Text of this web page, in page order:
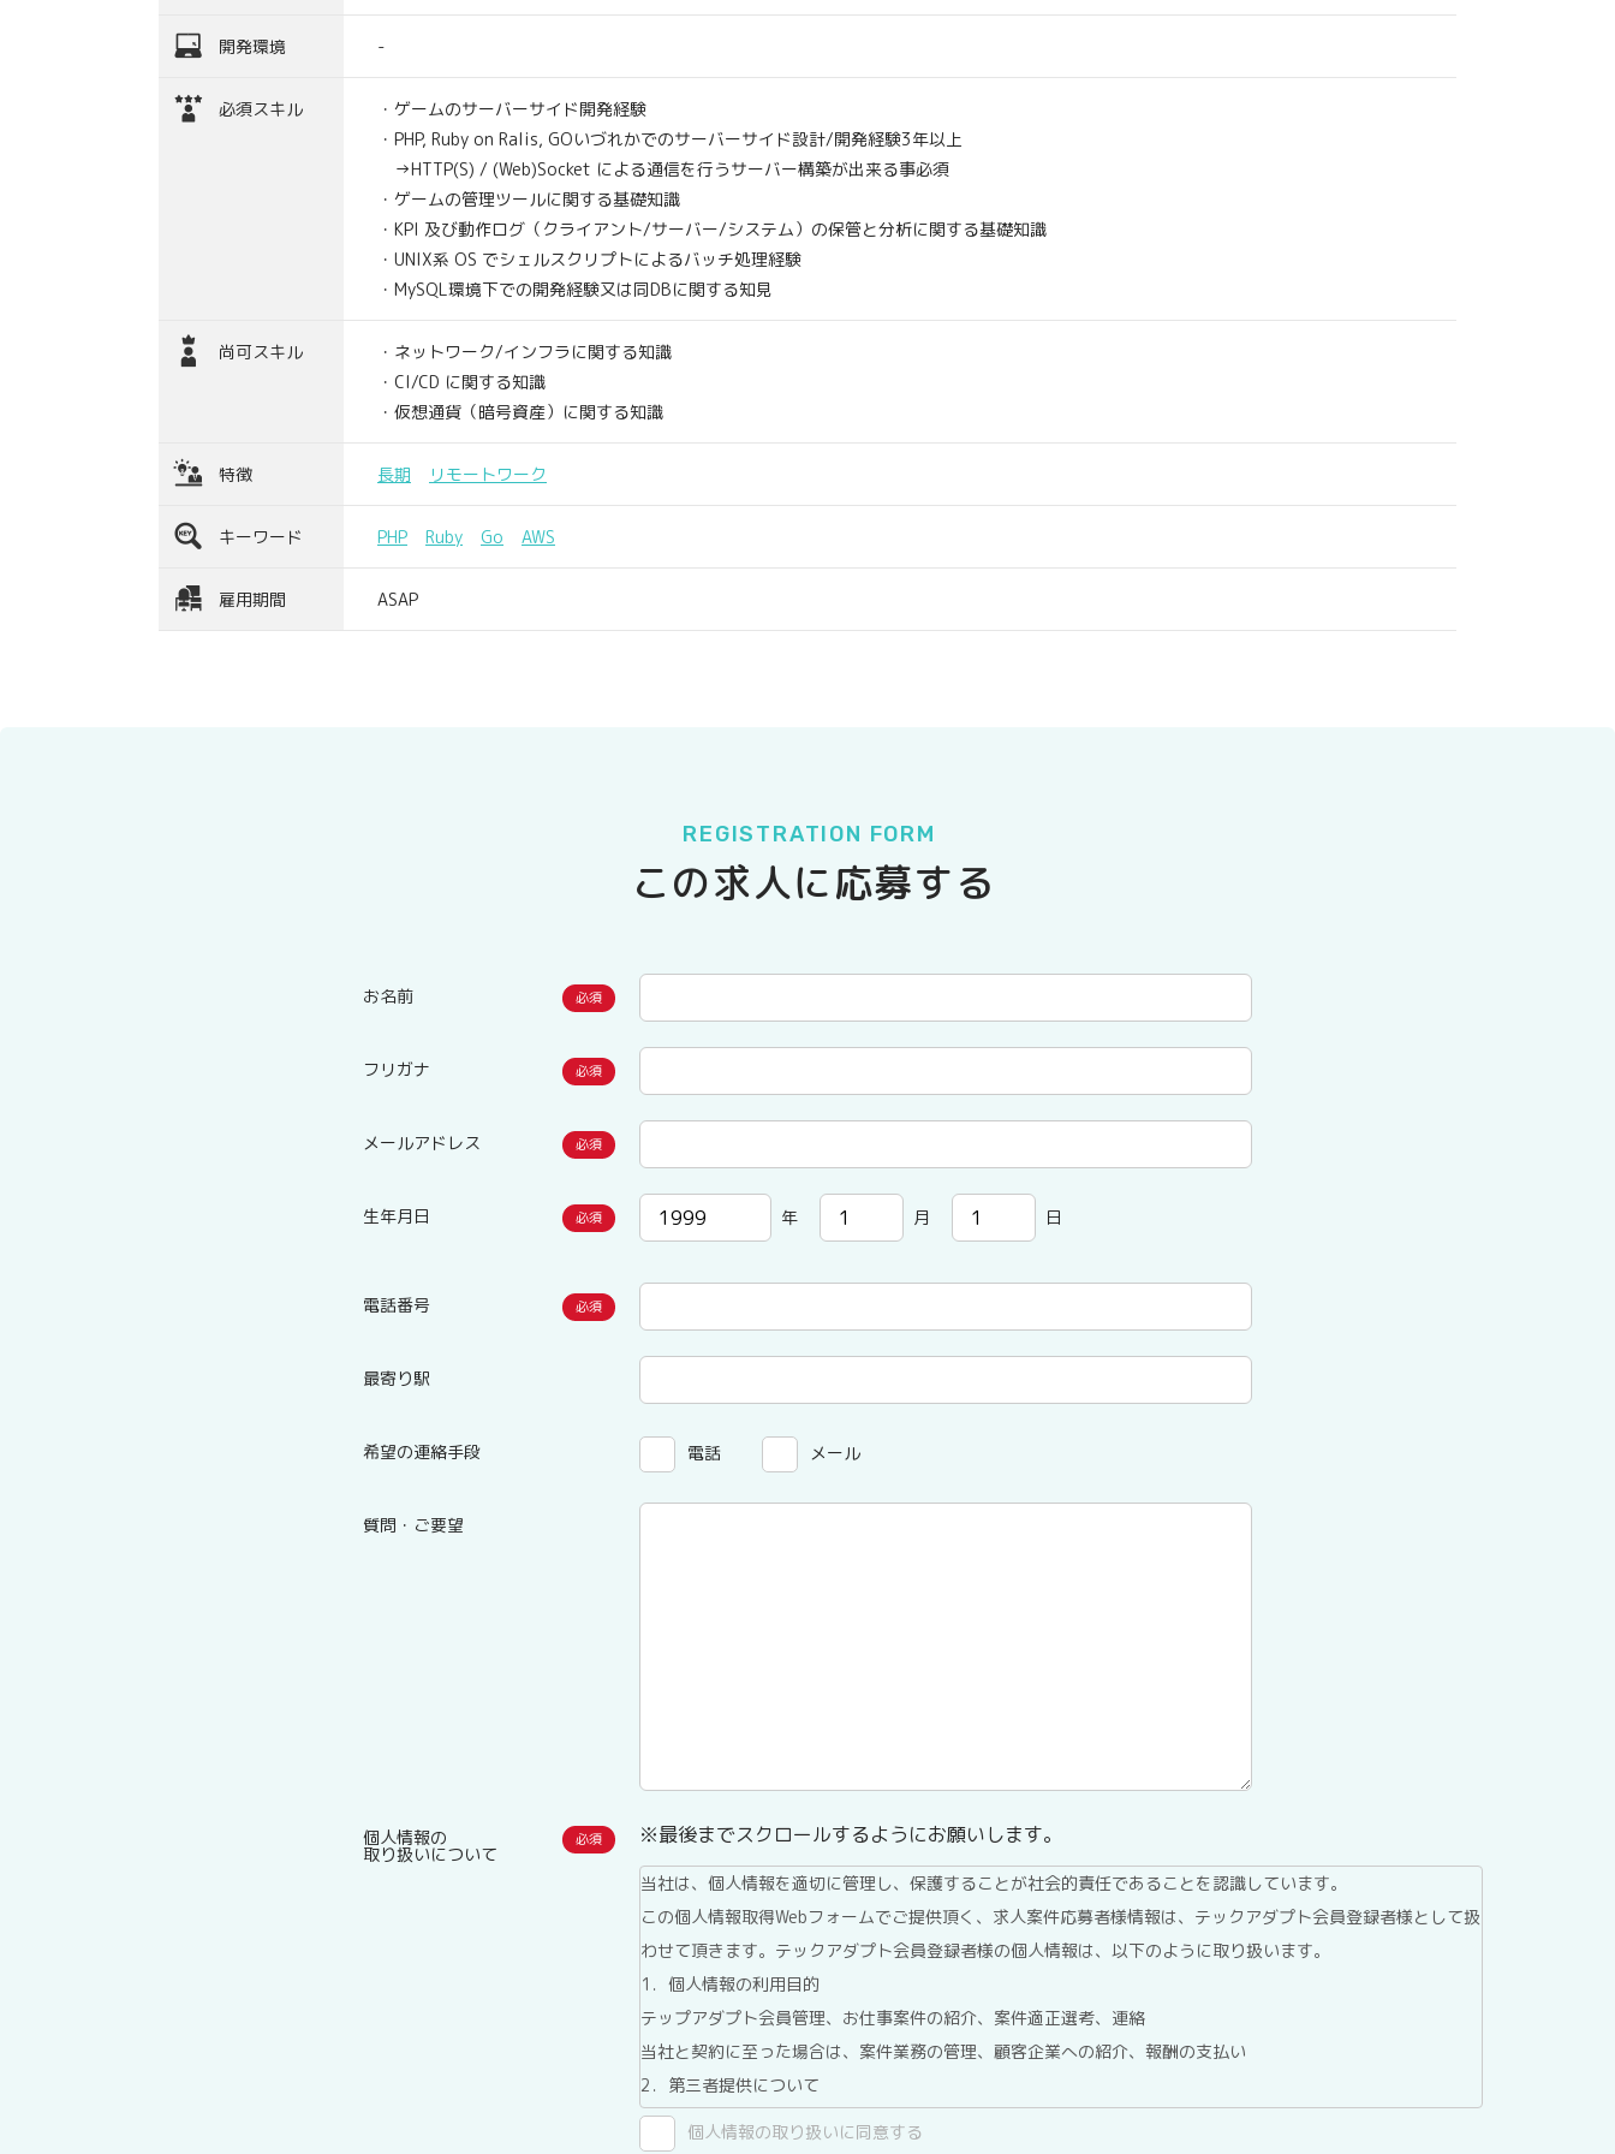
開発環境 -
必須スキル
・ゲームのサーバーサイド開発経験
・PHP, Ruby on Ralis, GOいづれかでのサーバーサイド設計/開発経験3年以上
→HTTP(S) / (Web)Socket による通信を行うサーバー構築が出来る事必須
・ゲームの管理ツールに関する基礎知識
・KPI 及び動作ログ（クライアント/サーバー/システム）の保管と分析に関する基礎知識
・UNIX系 OS でシェルスクリプトによるバッチ処理経験
・MySQL環境下での開発経験又は同DBに関する知見
尚可スキル
・ネットワーク/インフラに関する知識
・CI/CD に関する知識
・仮想通貨（暗号資産）に関する知識
特徴 長期 リモートワーク
キーワード PHP Ruby Go AWS
雇用期間 ASAP
REGISTRATION FORM
この求人に応募する
お名前
フリガナ
メールアドレス
生年月日 年 月 日
電話番号
最寄り駅
希望の連絡手段 電話 メール
質問・ご要望
個人情報の
取り扱いについて
※最後までスクロールするようにお願いします。
当社は、個人情報を適切に管理し、保護することが社会的責任であることを認識しています。
この個人情報取得Webフォームでご提供頂く、求人案件応募者様情報は、テックアダプト会員登録者様として扱
わせて頂きます。テックアダプト会員登録者様の個人情報は、以下のように取り扱います。
1．個人情報の利用目的
テップアダプト会員管理、お仕事案件の紹介、案件適正選考、連絡
当社と契約に至った場合は、案件業務の管理、顧客企業への紹介、報酬の支払い
2．第三者提供について
テックアダプト会員登録者情報は、法令に基づく場合、委託する場合を除き、第三者へ提供することはありませ
個人情報の取り扱いに同意する